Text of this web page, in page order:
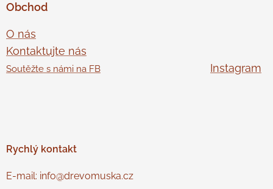
Obchod
O nás
Kontaktujte nás
Soutěžte s námi na FB Instagram
Rychlý kontakt
E-mail: info@drevomuska.cz